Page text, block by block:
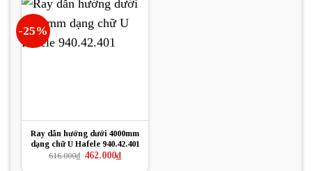
-25%
Ray dẫn hướng dưới 4000mm
dạng chữ U Hafele 940.42.401
616.000₫ Giá
462.000₫Giá
hiện